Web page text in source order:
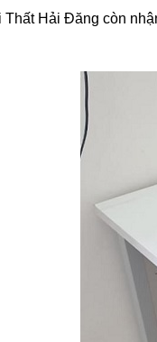
Thất Hải Đăng còn